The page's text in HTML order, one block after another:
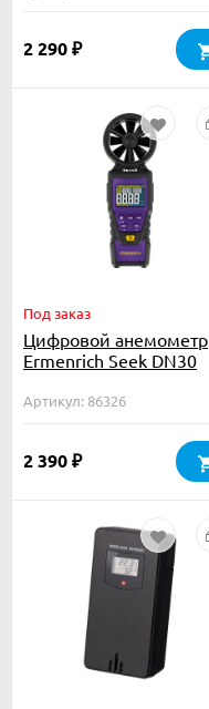
2 290 ₽
Под заказ
Цифровой анемометр
Ermenrich Seek DN30
Артикул: 86326
2 390 ₽